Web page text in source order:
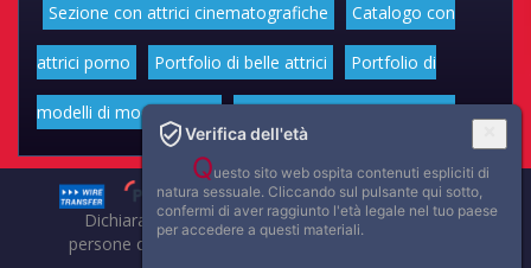
Sezione con attrici cinematografiche Catalogo con
attrici porno Portfolio di belle attrici Portfolio di
modelli di moda volgari Affascinanti star dello sport
Dichiarazione di non responsabilità: tutti i membri e le
persone che compaiono su questo sito hanno almeno 18
Verifica dell'età
Questo sito web ospita contenuti espliciti di
natura sessuale. Cliccando sul pulsante qui sotto,
confermi di aver raggiunto l'età legale nel tuo paese
per accedere a questi materiali.